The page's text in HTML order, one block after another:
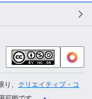
、 クリエイティブ・コ